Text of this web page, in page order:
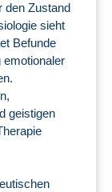
den Zustand
sieht
Befunde
emotionaler
geistigen